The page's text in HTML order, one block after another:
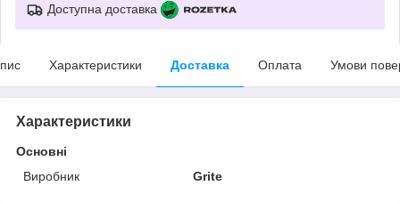
Доступна доставка
Характеристики Доставка Оплата Умови
Характеристики
Основні
Виробник
Grite